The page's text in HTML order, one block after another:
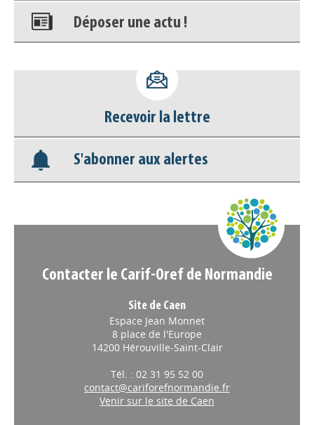
Déposer une actu !
déconnecter)
Base documentaire
Nos veilles Scoop.it
Recevoir la lettre
S'abonner aux alertes
Contacter le Carif-Oref de Normandie
Site de Caen
Espace Jean Monnet
8 place de l'Europe
14200 Hérouville-Saint-Clair
Tél. : 02 31 95 52 00
contact@cariforefnormandie.fr
Venir sur le site de Caen